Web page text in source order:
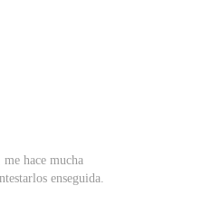
hace mucha
enseguida.